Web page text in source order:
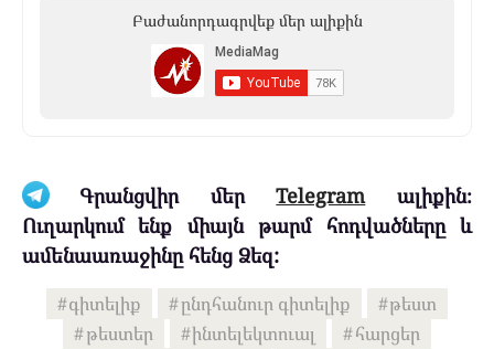
Բաժանորդագրվեք մեր ալիքին
Գրանցվիր մերTelegramալիքին։
Ուղարկում ենք միայն թարմ հոդվածները և
ամենաառաջինը հենց Ձեզ:
գիտելիք ընդհանուր գիտելիք
թեստ
թեստեր
ինտելեկտուալ
հարցեր